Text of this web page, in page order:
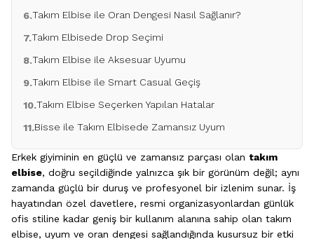
6.Takım Elbise ile Oran Dengesi Nasıl Sağlanır?
7.Takım Elbisede Drop Seçimi
8.Takım Elbise ile Aksesuar Uyumu
9.Takım Elbise ile Smart Casual Geçiş
10.Takım Elbise Seçerken Yapılan Hatalar
11.Bisse ile Takım Elbisede Zamansız Uyum
Erkek giyiminin en güçlü ve zamansız parçası olan takım
elbise, doğru seçildiğinde yalnızca şık bir görünüm değil; aynı
zamanda güçlü bir duruş ve profesyonel bir izlenim sunar. İş
hayatından özel davetlere, resmi organizasyonlardan günlük
ofis stiline kadar geniş bir kullanım alanına sahip olan takım
elbise, uyum ve oran dengesi sağlandığında kusursuz bir etki